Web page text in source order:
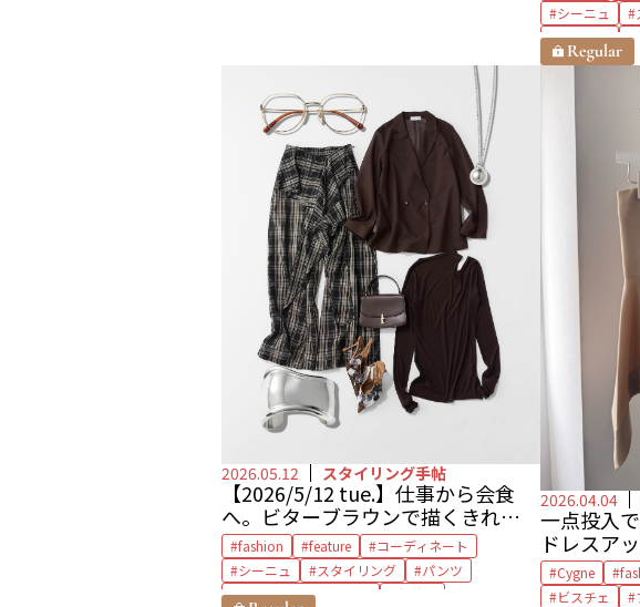
シーニュ
ビスチェ
2026.05.12 スタイリング手帖
【2026/5/12 tue.】仕事から会食
へ。ビターブラウンで描くきれいめ
モード
fashion feature
コーディネート
シーニュ
スタイリング
パンツ
プランクプロジェクト
亀恭子
2026.04.04
一点投入
ドレスア
プビスチ
服】
Cygne
ビスチェ